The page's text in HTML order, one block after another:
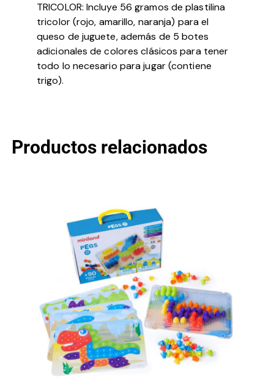
TRICOLOR: Incluye 56 gramos de plastilina
tricolor (rojo, amarillo, naranja) para el
queso de juguete, además de 5 botes
adicionales de colores clásicos para tener
todo lo necesario para jugar (contiene
trigo).
Productos relacionados